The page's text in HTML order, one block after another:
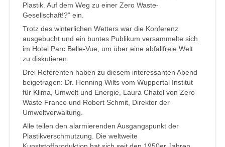
Plastik. Auf dem Weg zu einer Zero Waste-
Gesellschaft!?“ ein.
Trotz des winterlichen Wetters war die Konferenz
ausgebucht und ein buntes Publikum versammelte sich
im Hotel Parc Belle-Vue, um über eine abfallfreie Welt
zu diskutieren.
Drei Referenten haben zu diesem interessanten Abend
beigetragen: Dr. Henning Wilts vom Wuppertal Institut
für Klima, Umwelt und Energie, Laura Chatel von Zero
Waste France und Robert Schmit, Direktor der
Umweltverwaltung.
Alle teilen den alarmierenden Ausgangspunkt der
Plastikverschmutzung. Die weltweite